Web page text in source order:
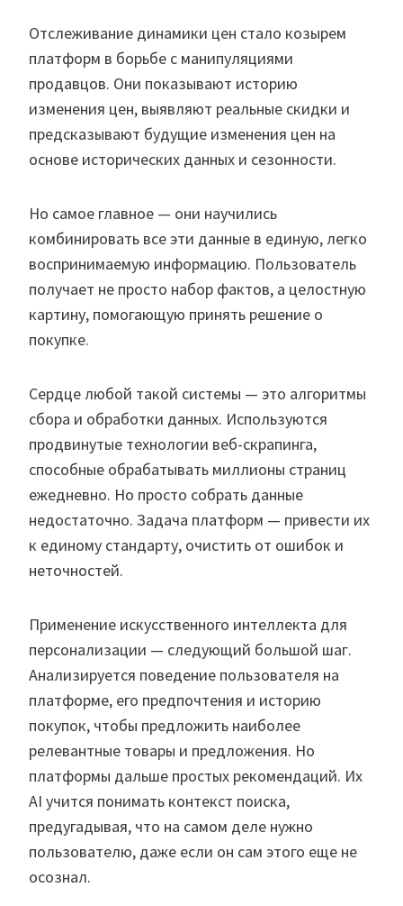
Отслеживание динамики цен стало козырем
платформ в борьбе с манипуляциями
продавцов. Они показывают историю
изменения цен, выявляют реальные скидки и
предсказывают будущие изменения цен на
основе исторических данных и сезонности.
Но самое главное — они научились
комбинировать все эти данные в единую, легко
воспринимаемую информацию. Пользователь
получает не просто набор фактов, а целостную
картину, помогающую принять решение о
покупке.
Сердце любой такой системы — это алгоритмы
сбора и обработки данных. Используются
продвинутые технологии веб-скрапинга,
способные обрабатывать миллионы страниц
ежедневно. Но просто собрать данные
недостаточно. Задача платформ — привести их
к единому стандарту, очистить от ошибок и
неточностей.
Применение искусственного интеллекта для
персонализации — следующий большой шаг.
Анализируется поведение пользователя на
платформе, его предпочтения и историю
покупок, чтобы предложить наиболее
релевантные товары и предложения. Но
платформы дальше простых рекомендаций. Их
AI учится понимать контекст поиска,
предугадывая, что на самом деле нужно
пользователю, даже если он сам этого еще не
осознал.